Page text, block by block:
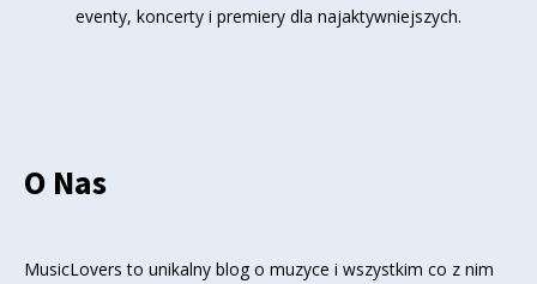
eventy, koncerty i premiery dla najaktywniejszych.
O Nas
MusicLovers to unikalny blog o muzyce i wszystkim co z nim